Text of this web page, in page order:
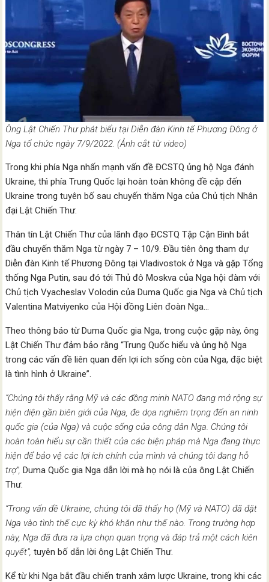
Ông Lật Chiến Thư phát biểu tại Diễn đàn Kinh tế Phương Đông ở
Nga tổ chức ngày 7/9/2022. (Ảnh cắt từ video)
Trong khi phía Nga nhấn mạnh vấn đề ĐCSTQ ủng hộ Nga đánh
Ukraine, thì phía Trung Quốc lại hoàn toàn không đề cập đến
Ukraine trong tuyên bố sau chuyến thăm Nga của Chủ tịch Nhân
đại Lật Chiến Thư.
Thân tín Lật Chiến Thư của lãnh đạo ĐCSTQ Tập Cận Bình bắt
đầu chuyến thăm Nga từ ngày 7 – 10/9. Đầu tiên ông tham dự
Diễn đàn Kinh tế Phương Đông tại Vladivostok ở Nga và gặp Tổng
thống Nga Putin, sau đó tới Thủ đô Moskva của Nga hội đàm với
Chủ tịch Vyacheslav Volodin của Duma Quốc gia Nga và Chủ tịch
Valentina Matviyenko của Hội đồng Liên đoàn Nga…
Theo thông báo từ Duma Quốc gia Nga, trong cuộc gặp này, ông
Lật Chiến Thư đảm bảo rằng “Trung Quốc hiểu và ủng hộ Nga
trong các vấn đề liên quan đến lợi ích sống còn của Nga, đặc biệt
là tình hình ở Ukraine”.
“Chúng tôi thấy rằng Mỹ và các đồng minh NATO đang mở rộng sự
hiện diện gần biên giới của Nga, đe dọa nghiêm trọng đến an ninh
quốc gia (của Nga) và cuộc sống của công dân Nga. Chúng tôi
hoàn toàn hiểu sự cần thiết của các biện pháp mà Nga đang thực
hiện để bảo vệ các lợi ích chính của mình và chúng tôi đang hỗ
trợ”, Duma Quốc gia Nga dẫn lời mà họ nói là của ông Lật Chiến
Thư.
“Trong vấn đề Ukraine, chúng tôi đã thấy họ (Mỹ và NATO) đã đặt
Nga vào tình thế cực kỳ khó khăn như thế nào. Trong trường hợp
này, Nga đã đưa ra lựa chọn quan trọng và đáp trả một cách kiên
quyết”, tuyên bố dẫn lời ông Lật Chiến Thư.
Kể từ khi Nga bắt đầu chiến tranh xâm lược Ukraine, trong khi các